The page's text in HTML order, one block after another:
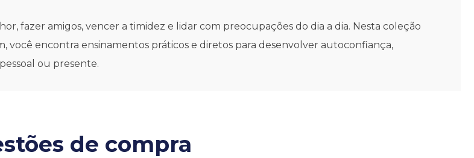
fazer amigos, vencer a timidez e lidar com preocupações do dia a dia. Nesta coleção
você encontra ensinamentos práticos e diretos para desenvolver autoconfiança,
ou presente.
de compra